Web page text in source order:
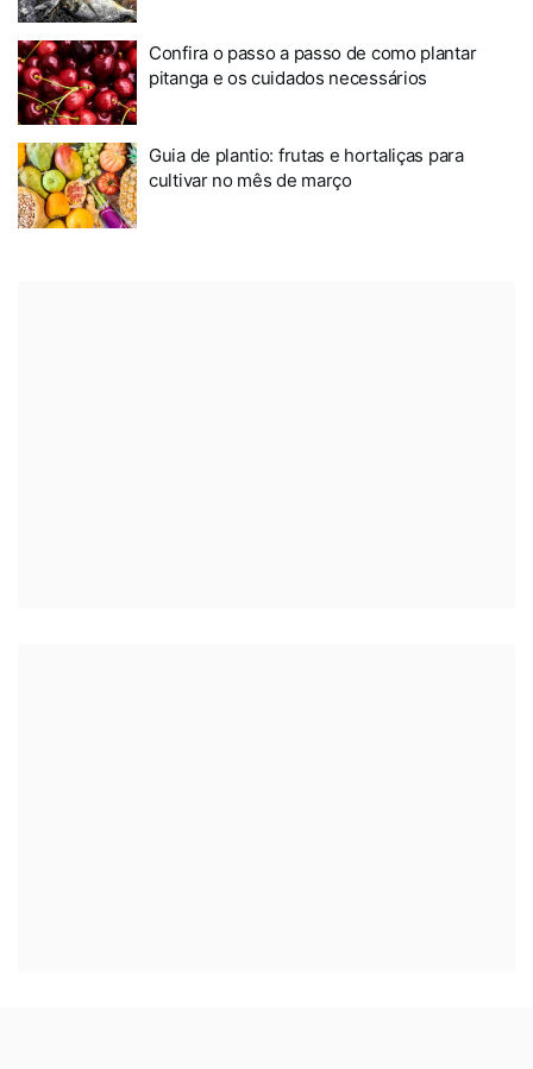
Confira o passo a passo de como plantar
pitanga e os cuidados necessários
Guia de plantio: frutas e hortaliças para
cultivar no mês de março